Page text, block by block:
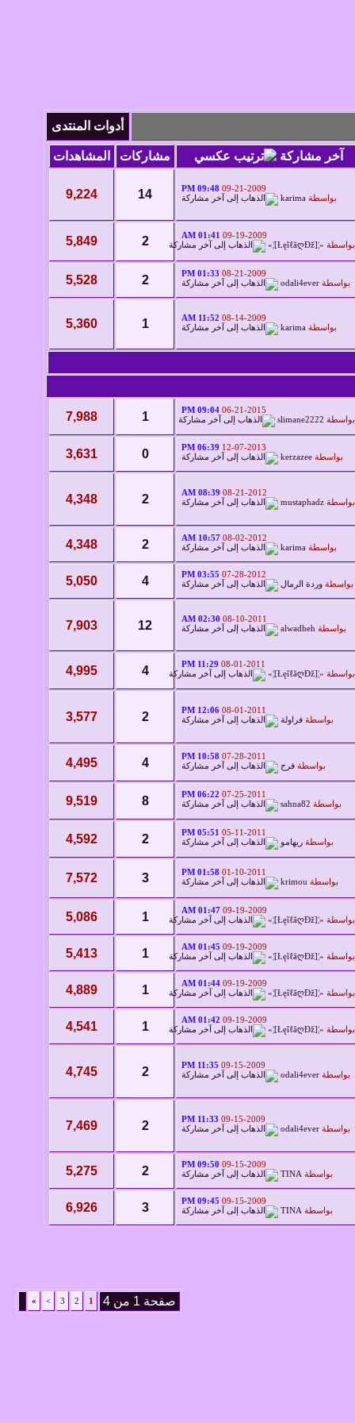
أدوات المنتدى
آخر مشاركة مشاركات المشاهدات
09-21-2009
09:48 PM
بواسطة karima
14
9,224
09-19-2009
01:41 AM
بواسطة «¦[ŁęĩℓăღÐž]¦»
2
5,849
08-21-2009
01:33 PM
بواسطة odali4ever
2
5,528
08-14-2009
11:52 AM
بواسطة karima
1
5,360
06-21-2015
09:04 PM
بواسطة slimane2222
1
7,988
12-07-2013
06:39 PM
بواسطة kerzazee
0
3,631
08-21-2012
08:39 AM
بواسطة mustaphadz
2
4,348
08-02-2012
10:57 AM
بواسطة karima
2
4,348
07-28-2012
03:55 PM
بواسطة وردة الرمال 4
5,050
08-10-2011
02:30 AM
بواسطة alwadheh
12
7,903
08-01-2011
11:29 PM
بواسطة «¦[ŁęĩℓăღÐž]¦»
4
4,995
08-01-2011
12:06 PM
بواسطة فراولة 2
3,577
07-28-2011
10:58 PM
بواسطة فرح 4
4,495
07-25-2011
06:22 PM
بواسطة sahna82
8
9,519
05-11-2011
05:51 PM
بواسطة ريهامو 2
4,592
01-10-2011
01:58 PM
بواسطة krimou
3
7,572
09-19-2009
01:47 AM
بواسطة «¦[ŁęĩℓăღÐž]¦»
1
5,086
09-19-2009
01:45 AM
بواسطة «¦[ŁęĩℓăღÐž]¦»
1
5,413
09-19-2009
01:44 AM
بواسطة «¦[ŁęĩℓăღÐž]¦»
1
4,889
09-19-2009
01:42 AM
بواسطة «¦[ŁęĩℓăღÐž]¦»
1
4,541
09-15-2009
11:35 PM
بواسطة odali4ever
2
4,745
09-15-2009
11:33 PM
بواسطة odali4ever
2
7,469
09-15-2009
09:50 PM
بواسطة TINA
2
5,275
09-15-2009
09:45 PM
بواسطة TINA
3
6,926
صفحة 1 من 4 1
2
3
>
»